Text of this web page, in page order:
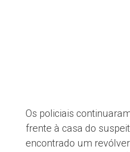
Os policiais
frente à casa do
encontrado um